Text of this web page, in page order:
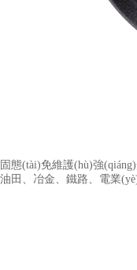
固態(tài)免維護(hù)強
油田、冶金、鐵路、電業